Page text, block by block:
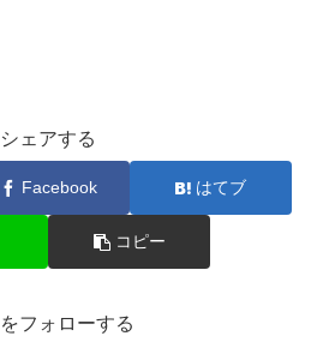
シェアする
Facebook はてブ
コピー
フォローする